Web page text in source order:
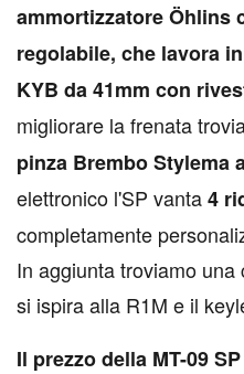
ammortizzatore Öhlins
regolabile, che lavora
KYB da 41mm con
migliorare la frenata
pinza Brembo Stylema
elettronico l'SP vanta4
completamente
In aggiunta troviamo
si ispira alla R1M e il
Il prezzo della MT-09